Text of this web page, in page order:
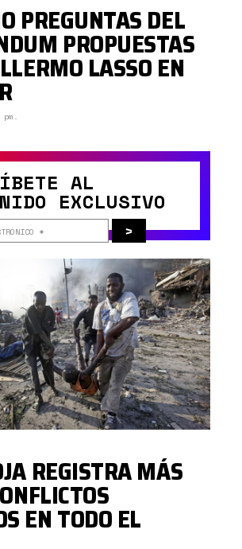
AL
EXCLUSIVO
>
PREGUNTAS DEL
PROPUESTAS
LASSO EN
REGISTRA MÁS
EN TODO EL